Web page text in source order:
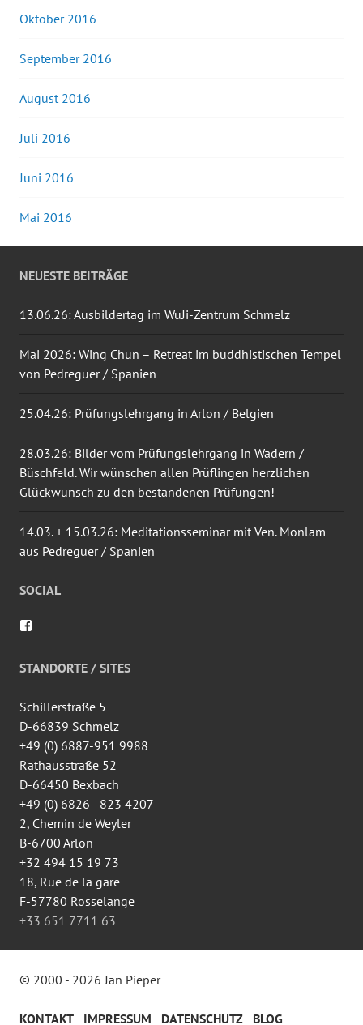
Oktober 2016
September 2016
August 2016
Juli 2016
Juni 2016
Mai 2016
NEUESTE BEITRÄGE
13.06.26: Ausbildertag im WuJi-Zentrum Schmelz
Mai 2026: Wing Chun – Retreat im buddhistischen Tempel
von Pedreguer / Spanien
25.04.26: Prüfungslehrgang in Arlon / Belgien
28.03.26: Bilder vom Prüfungslehrgang in Wadern /
Büschfeld. Wir wünschen allen Prüflingen herzlichen
Glückwunsch zu den bestandenen Prüfungen!
14.03. + 15.03.26: Meditationsseminar mit Ven. Monlam
aus Pedreguer / Spanien
SOCIAL
auf
Facebook
STANDORTE / SITES
Schillerstraße 5
D-66839 Schmelz
+49 (0) 6887-951 9988
Rathausstraße 52
D-66450 Bexbach
+49 (0) 6826 - 823 4207
2, Chemin de Weyler
B-6700 Arlon
+32 494 15 19 73
18, Rue de la gare
F-57780 Rosselange
+33 651 7711 63
© 2000 - 2026 Jan Pieper
KONTAKT IMPRESSUM DATENSCHUTZ BLOG